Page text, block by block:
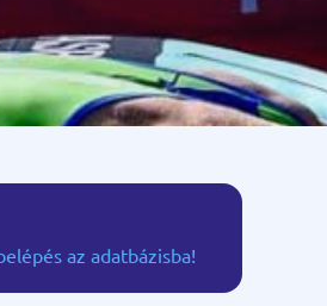
az adatbázisba!